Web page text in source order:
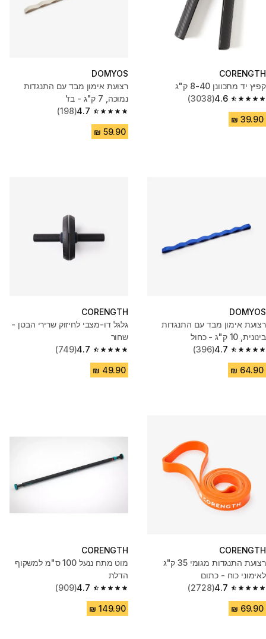
CORENGTH
קפיץ יד מתכוונן 8-40 ק"ג
4.6
4.6 out of 5 stars from 3038 reviews
(3038)
DOMYOS
רצועת אימון מבד עם התנגדות
נמוכה, 7 ק"ג - בז'
4.7
4.7 out of 5 stars from 198 reviews
(198)
DOMYOS
רצועת אימון מבד עם התנגדות
בינונית, 10 ק"ג - כחול
4.7
4.7 out of 5 stars from 396 reviews
(396)
CORENGTH
גלגל דו-מצבי לחיזוק שרירי הבטן -
שחור
4.7
4.7 out of 5 stars from 749 reviews
(749)
CORENGTH
רצועת התנגדות מגומי 35 ק"ג
לאימוני כוח - כתום
4.7
4.7 out of 5 stars from 2728 reviews
(2728)
CORENGTH
מוט מתח ננעל 100 ס"מ למשקוף
הדלת
4.7
4.7 out of 5 stars from 909 reviews
(909)